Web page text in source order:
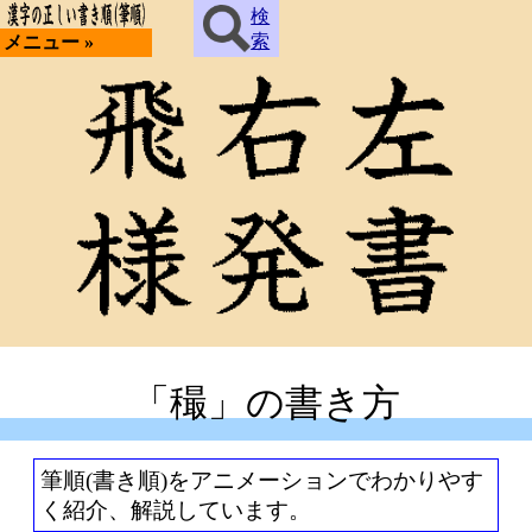
メニュー »
検
索
「穝」の書き方
筆順(書き順)をアニメーションでわかりやす
く紹介、解説しています。